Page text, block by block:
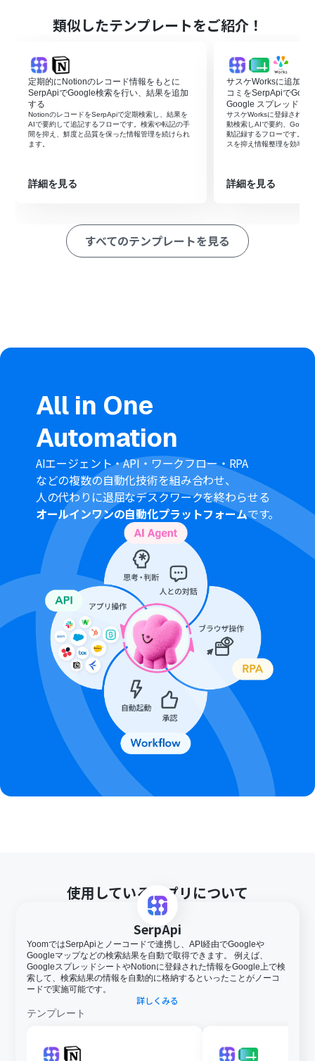
■フローボットの流れ
ト、SerpApiをYoomと連携します
次に、トリガーでGENIEE SFA/CRMを選択し、「会社情
報が作成されたら」というアクションを設定します
次に、オペレーションでSerpApiを選択し、「Google検
索の結果を取得」アクションを設定し、トリガーで取得し
た企業名などの情報をもとに検索を実行します
その後、オペレーションでAI機能を選択し、「要約する」
ニペットなどを要約します
最後に、オペレーションでGoogle スプレッドシートを選
※「トリガー」：フロー起動のきっかけとなるアクション、「オ
ペレーション」：トリガー起動後、フロー内で処理を行うアク
AI機能による要約では、要約の対象とする文章にSerpApi
Google スプレッドシートへのレコード追加では、書き込
み対象のスプレッドシート、シート、テーブルの範囲など
■注意事項
GENIEE SFA/CRM、Google スプレッドシートSerpApiの
それぞれとYoomを連携してください。
GENIEE SFA/CRMはミニプラン以上でご利用いただける
アプリとなっております。フリープラン・パーソナルプラ
ンの場合は設定しているフローボットのオペレーション
やデータコネクトはエラーとなりますので、ご注意くださ
い。
ミニプラン・チームプラン・サクセスプランなどの有料プ
ランは、2週間の無料トライアルを行うことが可能です。
無料トライアル中には制限対象のアプリを使用すること
ができます。
検索の際は複数のキーワードを組み合わせることで、比較
的正確な情報を取得することが可能です。
類似したテンプレートをご紹介！
定期的にNotionのレコード情報をもとに
SerpApiでGoogle検索を行い、結果を追加
する
NotionのレコードをSerpApiで定期検索し、結果を
AIで要約して追記するフローです。検索や転記の手
間を抑え、鮮度と品質を保った情報管理を続けられ
ます。
詳細を見る
サスケWorksに追加さ
コミをSerpApiで
Google スプレッドシ
サスケWorksに登録された
動検索しAIで要約、
動記録するフローです。検
スを抑え情報整理を効率化
詳細を見る
すべてのテンプレートを見る
All in One
Automation
AIエージェント・API・ワークフロー・RPA
などの複数の自動化技術を組み合わせ、
人の代わりに退屈なデスクワークを終わらせる
オールインワンの自動化プラットフォームです。
使用しているアプリについて
SerpApi
YoomではSerpApiとノーコードで連携し、API経由でGoogleや
Googleマップなどの検索結果を自動で取得できます。 例えば、
GoogleスプレッドシートやNotionに登録された情報をGoogle上で検
索して、検索結果の情報を自動的に格納するといったことがノーコ
ードで実施可能です。
詳しくみる
テンプレート